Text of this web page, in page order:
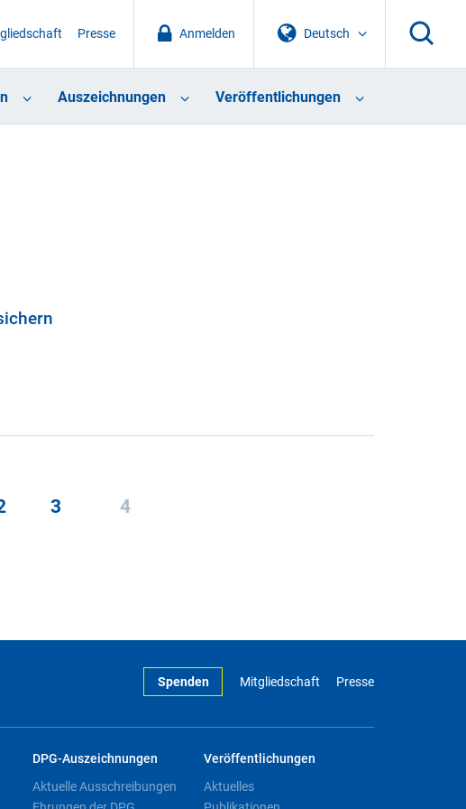
Deutsch
Anmelden
Presse
Auszeichnungen Veröffentlichungen
3 4
Spenden Mitgliedschaft Presse
DPG-Auszeichnungen
Aktuelle Ausschreibungen
Veröffentlichungen
Aktuelles